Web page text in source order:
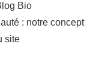
Bio
: notre concept
site